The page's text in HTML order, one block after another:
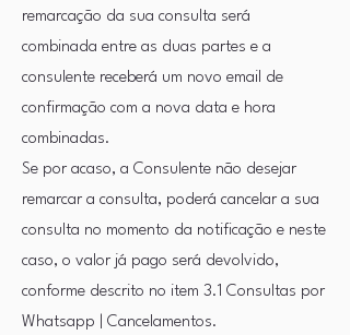
remarcação da sua consulta será
combinada entre as duas partes e a
consulente receberá um novo email de
confirmação com a nova data e hora
combinadas.
Se por acaso, a Consulente não desejar
remarcar a consulta, poderá cancelar a sua
consulta no momento da notificação e neste
caso, o valor já pago será devolvido,
conforme descrito no item 3.1 Consultas por
Whatsapp | Cancelamentos.